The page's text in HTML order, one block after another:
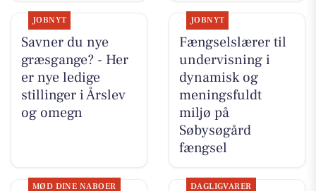
JOBNYT
Savner du nye
græsgange? - Her
er nye ledige
stillinger i Årslev
og omegn
JOBNYT
Fængselslærer til
undervisning i
dynamisk og
meningsfuldt
miljø på
Søbysøgård
fængsel
MØD DINE NABOER DAGLIGVARER